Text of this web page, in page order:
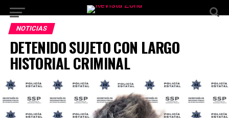
NOTICIAS
DETENIDO SUJETO CON LARGO
HISTORIAL CRIMINAL